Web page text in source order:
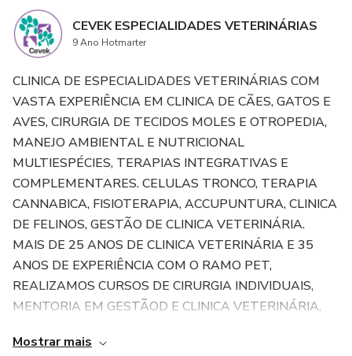
CEVEK ESPECIALIDADES VETERINÁRIAS
9 Ano Hotmarter
CLINICA DE ESPECIALIDADES VETERINÁRIAS COM
VASTA EXPERIÊNCIA EM CLINICA DE CÃES, GATOS E
AVES, CIRURGIA DE TECIDOS MOLES E OTROPEDIA,
MANEJO AMBIENTAL E NUTRICIONAL
MULTIESPÉCIES, TERAPIAS INTEGRATIVAS E
COMPLEMENTARES. CELULAS TRONCO, TERAPIA
CANNABICA, FISIOTERAPIA, ACCUPUNTURA, CLINICA
DE FELINOS, GESTÃO DE CLINICA VETERINÁRIA.
MAIS DE 25 ANOS DE CLINICA VETERINÁRIA E 35
ANOS DE EXPERIÊNCIA COM O RAMO PET,
REALIZAMOS CURSOS DE CIRURGIA INDIVIDUAIS,
MENTORIA EM GESTÃOD E CLINICA VETERINÁRIA,
Mostrar mais